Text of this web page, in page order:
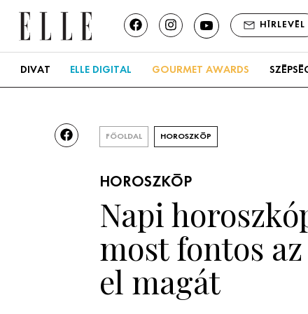
HÍRLEVÉL
DIVAT ELLE DIGITAL GOURMET AWARDS
FŐOLDAL HOROSZKÓP
HOROSZKÓP
Napi
most fontos
el magát